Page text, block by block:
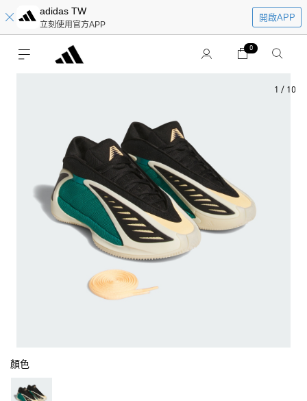
adidas TW
立刻使用官方APP
開啟APP
0
1 / 10
顏色